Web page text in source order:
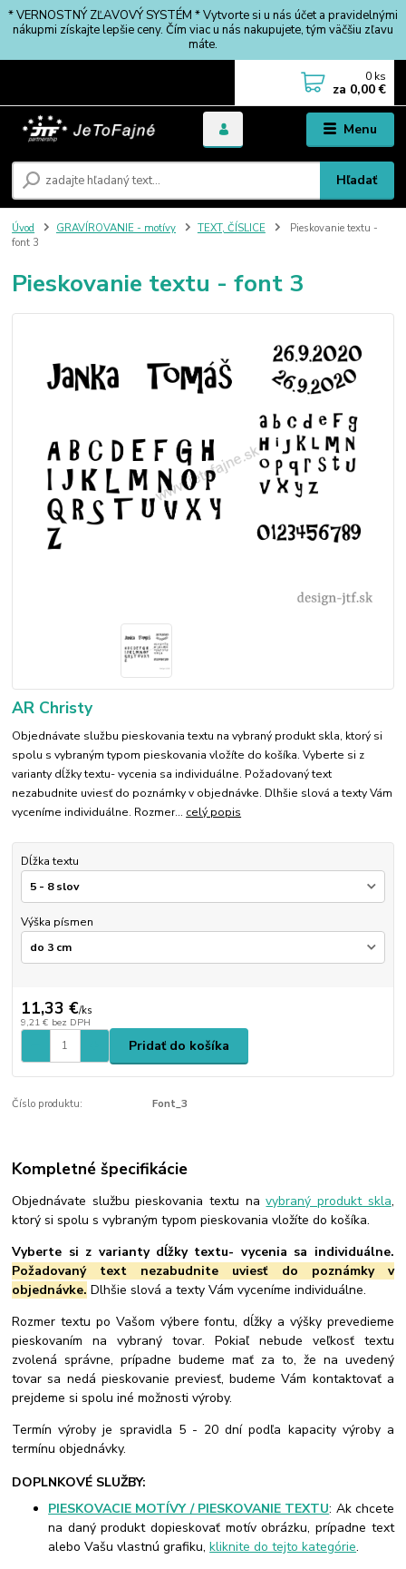
* VERNOSTNÝ ZĽAVOVÝ SYSTÉM * Vytvorte si u nás účet a pravidelnými
nákupmi získajte lepšie ceny. Čím viac u nás nakupujete, tým väčšiu zľavu
máte.
Menu
Hľadať
0 ks
za 0,00 €
Úvod GRAVÍROVANIE - motívy TEXT, ČÍSLICE
Pieskovanie textu -
font 3
Pieskovanie textu - font 3
AR Christy
Objednávate službu pieskovania textu na vybraný produkt skla, ktorý si
spolu s vybraným typom pieskovania vložíte do košíka. Vyberte si z
varianty dĺžky textu- vycenia sa individuálne. Požadovaný text
nezabudnite uviesť do poznámky v objednávke. Dlhšie slová a texty Vám
vyceníme individuálne. Rozmer... celý popis
Dĺžka textu
Výška písmen
11,33 €/ks
9,21 € bez DPH
Pridať do košíka
Číslo produktu: Font_3
Kompletné špecifikácie
Objednávate službu pieskovania textu navybraný produkt skla,
ktorý si spolu s vybraným typom pieskovania vložíte do košíka.
Vyberte si z varianty dĺžky textu- vycenia sa individuálne.
Požadovaný text nezabudnite uviesť do poznámky v
objednávke. Dlhšie slová a texty Vám vyceníme individuálne.
Rozmer textu po Vašom výbere fontu, dĺžky a výšky prevedieme
pieskovaním na vybraný tovar. Pokiaľ nebude veľkosť textu
zvolená správne, prípadne budeme mať za to, že na uvedený
tovar sa nedá pieskovanie previesť, budeme Vám kontaktovať a
prejdeme si spolu iné možnosti výroby.
Termín výroby je spravidla 5 - 20 dní podľa kapacity výroby a
termínu objednávky.
DOPLNKOVÉ SLUŽBY:
PIESKOVACIE MOTÍVY / PIESKOVANIE TEXTU: Ak chcete
na daný produkt dopieskovať motív obrázku, prípadne text
alebo Vašu vlastnú grafiku,kliknite do tejto kategórie.